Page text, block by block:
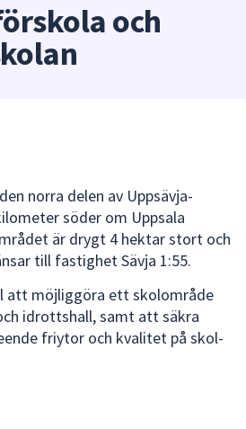
Använd
piltangenterna
för
att
navigera
mellan
sökförslagen
och
norra delen av Uppsävja-
söder om Uppsala
är drygt 4 hektar stort och
till fastighet Sävja 1:55.
att möjliggöra ett skolområde
idrottshall, samt att säkra
friytor och kvalitet på skol-